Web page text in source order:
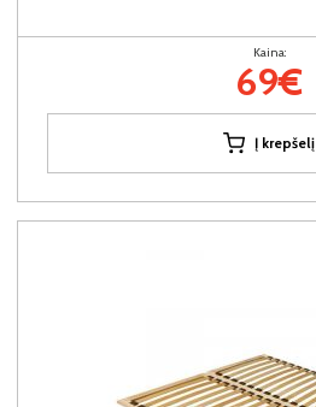
Kaina:
69€
Į krepšelį